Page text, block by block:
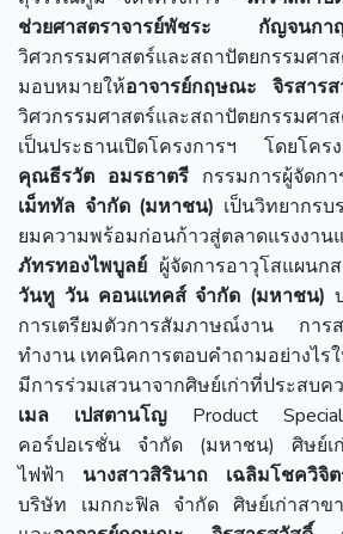
ช่วยศาสตราจารย์พัชระ กัญจนกา
วิศวกรรมศาสตร์และสถาปัตยกรรมศ
มอบหมายให้อาจารย์กฤษณะ จิรสารส
วิศวกรรมศาสตร์และสถาปัตยกรรมศ
เป็นประธานเปิดโครงการฯ โดยโครง
คุณธีรวัต อมรธาตรีกรรมการผู้จัดก
เม็ททัล จำกัด (มหาชน) เป็นวิทยากร
ยมความพร้อมก่อนก้าวสู่ตลาดแรงงาน
ภัทรทองไพบูลย์ ผู้จัดการอาวุโสแผนก
วันทู วัน คอนแทคส์ จำกัด (มหาชน)
การเตรียมตัวการสัมภาษณ์งาน การ
ทำงาน เทคนิคการตอบคำถามอย่างไร
มีการร่วมเสวนาจากศิษย์เก่าที่ประสบค
เมล เปสตานโญ Product
คอร์ปอเรชั่น จำกัด (มหาชน) ศิษย์เก่
ไฟฟ้า นางสาวสิรินาถ เฉลิมโชควิ
บริษัท เมกกะฟิล จำกัด ศิษย์เก่าสาข